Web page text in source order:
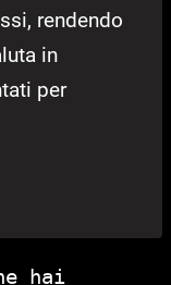
rendendo
in
per
hai